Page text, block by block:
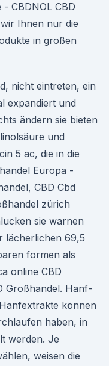
CBDNOL CBD
Ihnen nur die
in großen
nicht eintreten, ein
expandiert und
ändern sie bieten
und
5 ac, die in die
Europa -
CBD Cbd
zürich
sie warnen
lächerlichen 69,5
formen als
online CBD
Großhandel. Hanf-
können
haben, in
werden. Je
weisen die